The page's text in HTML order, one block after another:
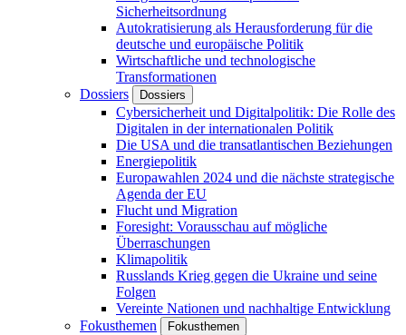
Sicherheitsordnung
Autokratisierung als Herausforderung für die
deutsche und europäische Politik
Wirtschaftliche und technologische
Transformationen
Dossiers
Dossiers
Cybersicherheit und Digitalpolitik: Die Rolle des
Digitalen in der internationalen Politik
Die USA und die transatlantischen Beziehungen
Energiepolitik
Europawahlen 2024 und die nächste strategische
Agenda der EU
Flucht und Migration
Foresight: Vorausschau auf mögliche
Überraschungen
Klimapolitik
Russlands Krieg gegen die Ukraine und seine
Folgen
Vereinte Nationen und nachhaltige Entwicklung
Fokusthemen
Fokusthemen